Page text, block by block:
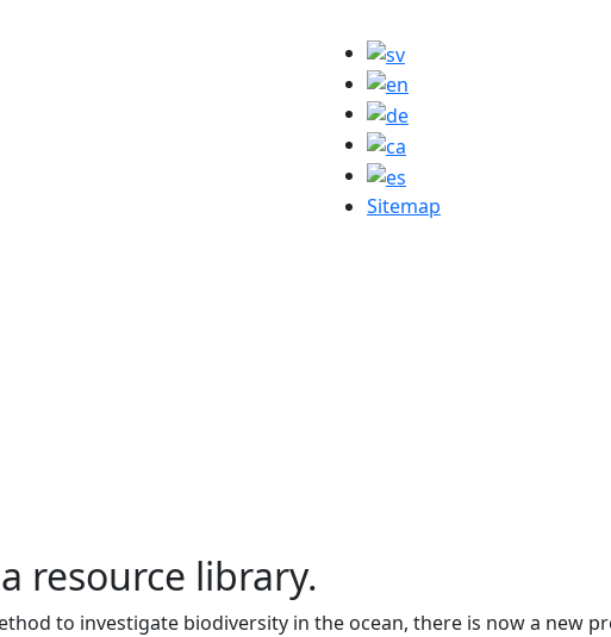
Sitemap
resource library.
to investigate biodiversity in the ocean, there is now a new